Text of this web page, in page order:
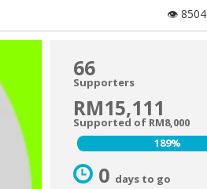
👁 8504
66
Supporters
RM15,111
Supported of RM8,000
189%
189%
0 days to go